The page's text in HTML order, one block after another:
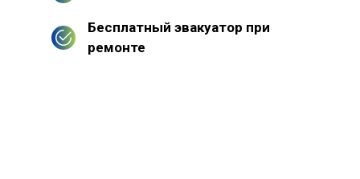
Бесплатный эвакуатор при
ремонте